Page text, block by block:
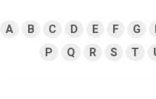
A B C D E F G
P
Q R S T